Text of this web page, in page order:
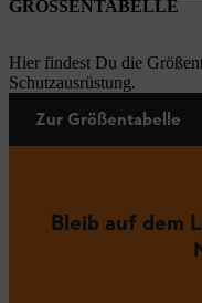
GRÖSSENTABELLE
Hier findest Du die
Schutzausrüstung.
Zur Größentabelle
Bleib auf dem